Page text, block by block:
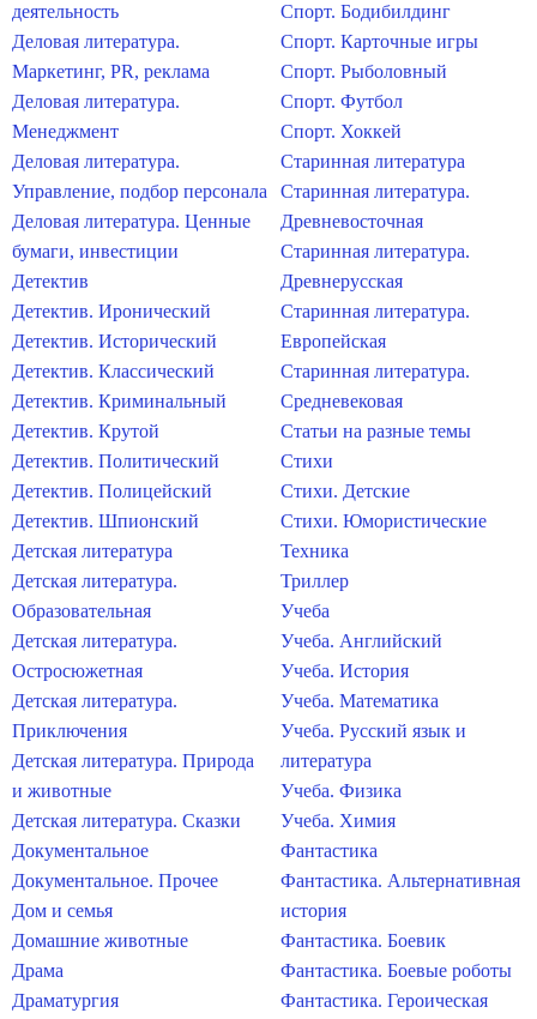
деятельность
Деловая литература.
Маркетинг, PR, реклама
Деловая литература.
Менеджмент
Деловая литература.
Управление, подбор персонала
Деловая литература. Ценные
бумаги, инвестиции
Детектив
Детектив. Иронический
Детектив. Исторический
Детектив. Классический
Детектив. Криминальный
Детектив. Крутой
Детектив. Политический
Детектив. Полицейский
Детектив. Шпионский
Детская литература
Детская литература.
Образовательная
Детская литература.
Остросюжетная
Детская литература.
Приключения
Детская литература. Природа
и животные
Детская литература. Сказки
Документальное
Документальное. Прочее
Дом и семья
Домашние животные
Драма
Драматургия
Спорт. Бодибилдинг
Спорт. Карточные игры
Спорт. Рыболовный
Спорт. Футбол
Спорт. Хоккей
Старинная литература
Старинная литература.
Древневосточная
Старинная литература.
Древнерусская
Старинная литература.
Европейская
Старинная литература.
Средневековая
Статьи на разные темы
Стихи
Стихи. Детские
Стихи. Юмористические
Техника
Триллер
Учеба
Учеба. Английский
Учеба. История
Учеба. Математика
Учеба. Русский язык и
литература
Учеба. Физика
Учеба. Химия
Фантастика
Фантастика. Альтернативная
история
Фантастика. Боевик
Фантастика. Боевые роботы
Фантастика. Героическая